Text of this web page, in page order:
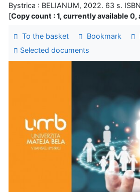
Bystrica : BELIANUM, 2022. 63 s.
[Copy count : 1, currently available 0,
To the basket Bookmark
Selected documents